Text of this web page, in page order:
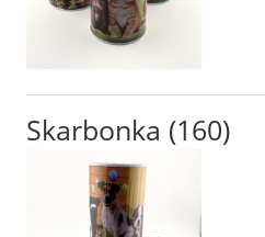
Skarbonka (160)